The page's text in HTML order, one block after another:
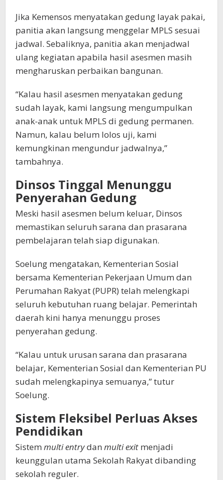
Jika Kemensos menyatakan gedung layak pakai,
panitia akan langsung menggelar MPLS sesuai
jadwal. Sebaliknya, panitia akan menjadwal
ulang kegiatan apabila hasil asesmen masih
mengharuskan perbaikan bangunan.
“Kalau hasil asesmen menyatakan gedung
sudah layak, kami langsung mengumpulkan
anak-anak untuk MPLS di gedung permanen.
Namun, kalau belum lolos uji, kami
kemungkinan mengundur jadwalnya,”
tambahnya.
Dinsos Tinggal Menunggu
Penyerahan Gedung
Meski hasil asesmen belum keluar, Dinsos
memastikan seluruh sarana dan prasarana
pembelajaran telah siap digunakan.
Soelung mengatakan, Kementerian Sosial
bersama Kementerian Pekerjaan Umum dan
Perumahan Rakyat (PUPR) telah melengkapi
seluruh kebutuhan ruang belajar. Pemerintah
daerah kini hanya menunggu proses
penyerahan gedung.
“Kalau untuk urusan sarana dan prasarana
belajar, Kementerian Sosial dan Kementerian PU
sudah melengkapinya semuanya,” tutur
Soelung.
Sistem Fleksibel Perluas Akses
Pendidikan
Sistem multi entrydan multi exit menjadi
keunggulan utama Sekolah Rakyat dibanding
sekolah reguler.